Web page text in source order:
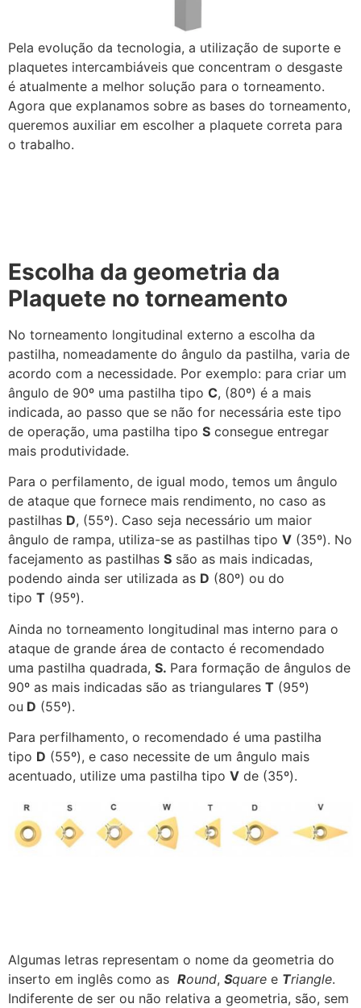
Pela evolução da tecnologia, a utilização de suporte e
plaquetes intercambiáveis que concentram o desgaste
é atualmente a melhor solução para o torneamento.
Agora que explanamos sobre as bases do torneamento,
queremos auxiliar em escolher a plaquete correta para
o trabalho.
Escolha da geometria da
Plaquete no torneamento
No torneamento longitudinal externo a escolha da
pastilha, nomeadamente do ângulo da pastilha, varia de
acordo com a necessidade. Por exemplo: para criar um
ângulo de 90º uma pastilha tipo C, (80º) é a mais
indicada, ao passo que se não for necessária este tipo
de operação, uma pastilha tipo S consegue entregar
mais produtividade.
Para o perfilamento, de igual modo, temos um ângulo
de ataque que fornece mais rendimento, no caso as
pastilhas D, (55º). Caso seja necessário um maior
ângulo de rampa, utiliza-se as pastilhas tipo V (35º). No
facejamento as pastilhas S são as mais indicadas,
podendo ainda ser utilizada as D (80º) ou do
tipo T (95º).
Ainda no torneamento longitudinal mas interno para o
ataque de grande área de contacto é recomendado
uma pastilha quadrada, S. Para formação de ângulos de
90º as mais indicadas são as triangulares T (95º)
ou D (55º).
Para perfilhamento, o recomendado é uma pastilha
tipo D (55º), e caso necessite de um ângulo mais
acentuado, utilize uma pastilha tipo V de (35º).
Algumas letras representam o nome da geometria do
inserto em inglês como as Round, Square e Triangle.
Indiferente de ser ou não relativa a geometria, são, sem